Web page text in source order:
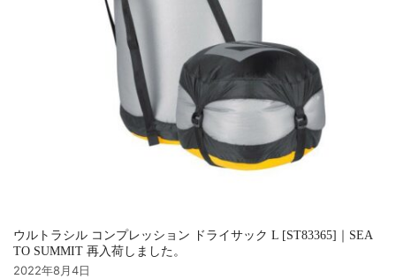
ウルトラシル コンプレッション ドライサック L [ST83365]｜SEA
TO SUMMIT 再入荷しました。
2022年8月4日